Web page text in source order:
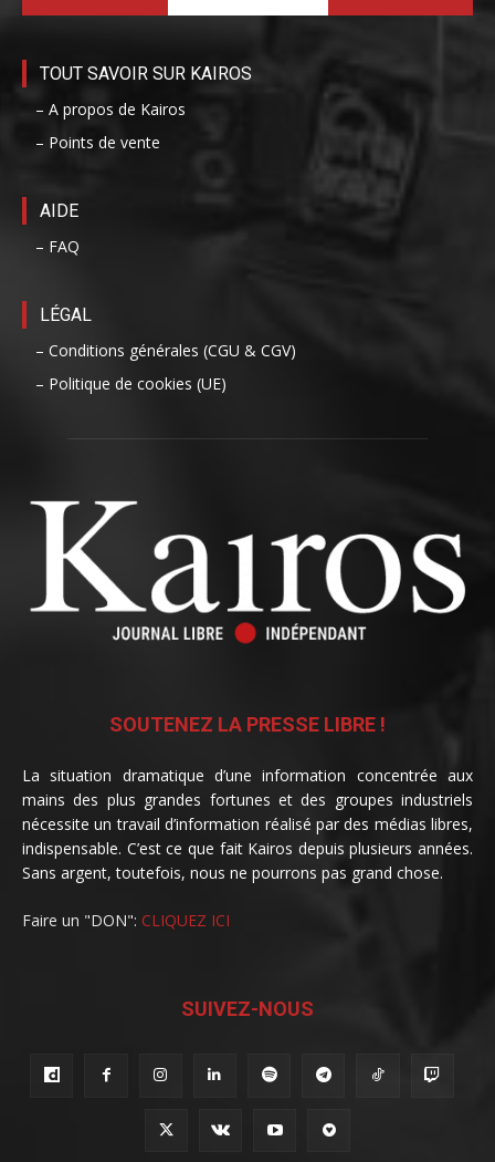
TOUT SAVOIR SUR KAIROS
– A propos de Kairos
– Points de vente
AIDE
– FAQ
LÉGAL
– Conditions générales (CGU & CGV)
– Politique de cookies (UE)
SOUTENEZ LA PRESSE LIBRE !
La situation dramatique d’une information concentrée aux
mains des plus grandes fortunes et des groupes industriels
nécessite un travail d’information réalisé par des médias libres,
indispensable. C’est ce que fait Kairos depuis plusieurs années.
Sans argent, toutefois, nous ne pourrons pas grand chose.
Faire un "DON": CLIQUEZ ICI
SUIVEZ-NOUS